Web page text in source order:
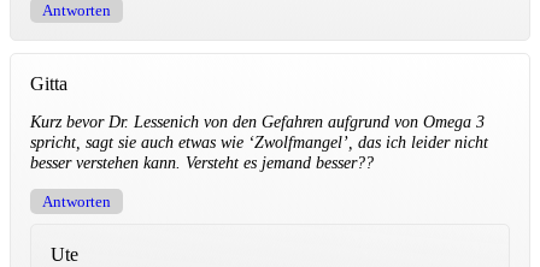
Antworten
Gitta
Kurz bevor Dr. Lessenich von den Gefahren aufgrund von Omega 3
spricht, sagt sie auch etwas wie ‘Zwolfmangel’, das ich leider nicht
besser verstehen kann. Versteht es jemand besser??
Antworten
Ute